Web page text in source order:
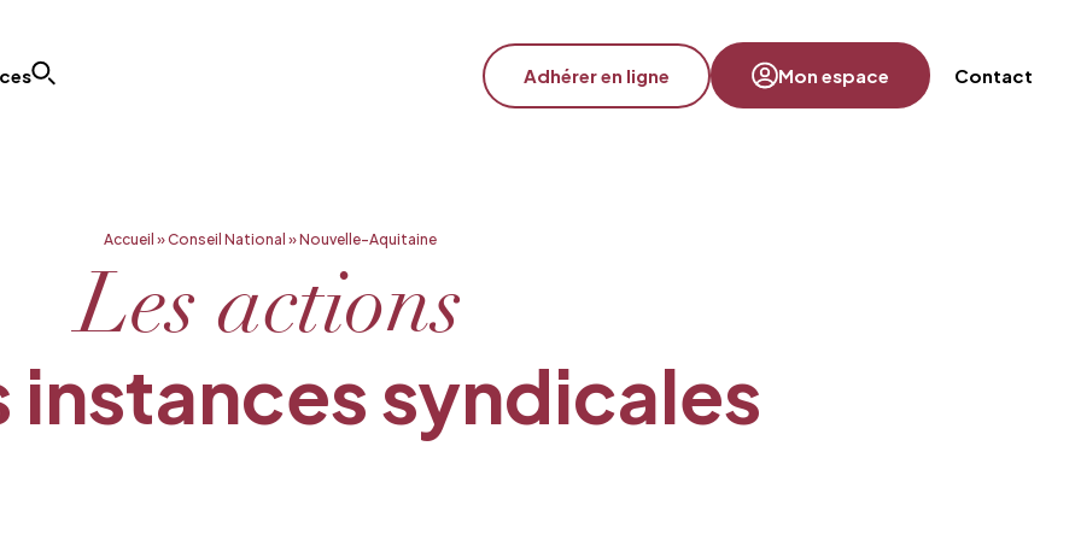
Adhérer en ligne Mon espace Contact
Accueil »Conseil National »Nouvelle-Aquitaine
Les actions
instances syndicales